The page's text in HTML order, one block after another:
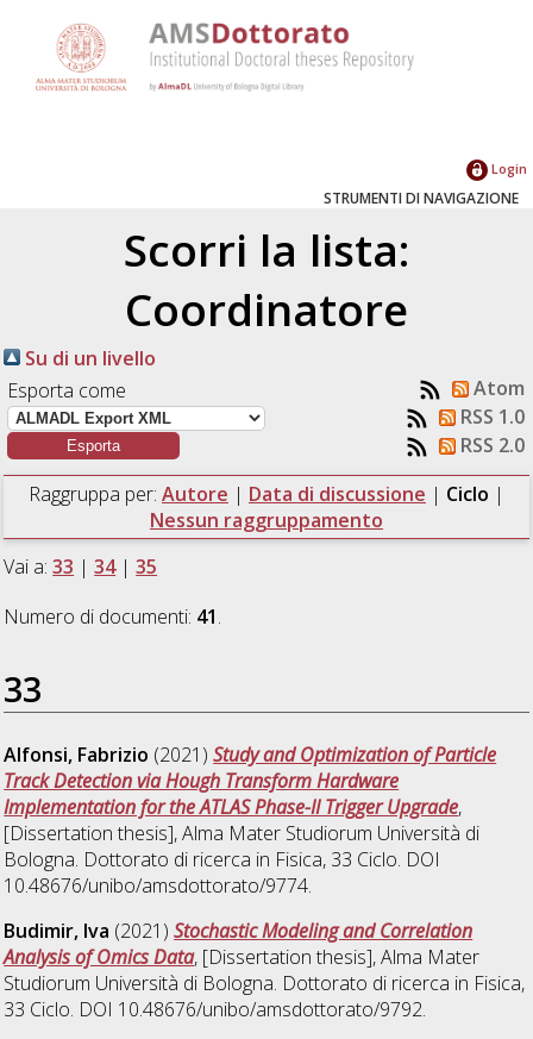
Login
STRUMENTI DI NAVIGAZIONE
Scorri la lista:
Coordinatore
Su di un livello
Esporta come
Atom
RSS 1.0
RSS 2.0
Raggruppa per: Autore | Data di discussione | Ciclo |
Nessun raggruppamento
Vai a:33 |34|35
Numero di documenti: 41.
33
Alfonsi, Fabrizio (2021)Study and Optimization of Particle
Track Detection via Hough Transform Hardware
Implementation for the ATLAS Phase-II Trigger Upgrade,
[Dissertation thesis], Alma Mater Studiorum Università di
Bologna. Dottorato di ricerca in Fisica, 33 Ciclo. DOI
10.48676/unibo/amsdottorato/9774.
Budimir, Iva (2021)Stochastic Modeling and Correlation
Analysis of Omics Data, [Dissertation thesis], Alma Mater
Studiorum Università di Bologna. Dottorato di ricerca in Fisica,
33 Ciclo. DOI 10.48676/unibo/amsdottorato/9792.